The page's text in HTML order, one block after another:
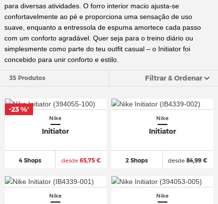
para diversas atividades. O forro interior macio ajusta-se
confortavelmente ao pé e proporciona uma sensação de uso
suave, enquanto a entressola de espuma amortece cada passo
com um conforto agradável. Quer seja para o treino diário ou
simplesmente como parte do teu outfit casual – o Initiator foi
concebido para unir conforto e estilo.
35 Produtos Filtrar & Ordenar
Nike
Initiator
4 Shops desde65,75 €
-23 %*
Nike
Initiator
2 Shops desde 84,99 €
Nike Nike